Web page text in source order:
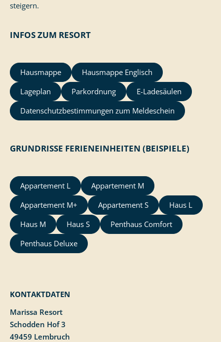
steigern.
INFOS ZUM RESORT
Hausmappe
Hausmappe Englisch
Lageplan
Parkordnung
E-Ladesäulen
Datenschutzbestimmungen zum Meldeschein
GRUNDRISSE FERIENEINHEITEN (BEISPIELE)
Appartement L
Appartement M
Appartement M+
Appartement S
Haus L
Haus M
Haus S
Penthaus Comfort
Penthaus Deluxe
KONTAKTDATEN
Marissa Resort
Schodden Hof 3
49459 Lembruch